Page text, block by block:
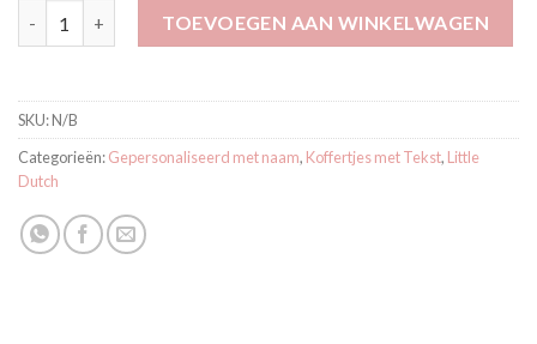
TOEVOEGEN AAN WINKELWAGEN
SKU:N/B
Categorieën:Gepersonaliseerd met naam, Koffertjes met Tekst, Little
Dutch